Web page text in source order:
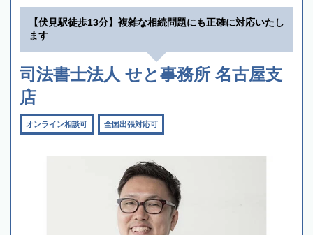
【伏見駅徒歩13分】複雑な相続問題にも正確に対応いたし
ます
司法書士法人 せと事務所 名古屋支
店
オンライン相談可 全国出張対応可